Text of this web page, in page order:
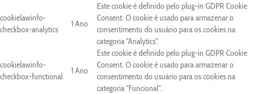
cookielawinfo-
checkbox-analytics
1 Ano
Este cookie é definido pelo plug-in GDPR Cookie
Consent. O cookie é usado para armazenar o
consentimento do usuário para os cookies na
categoria "Analytics".
cookielawinfo-
checkbox-functional
1 Ano
Este cookie é definido pelo plug-in GDPR Cookie
Consent. O cookie é usado para armazenar o
consentimento do usuário para os cookies na
categoria "Funcional".